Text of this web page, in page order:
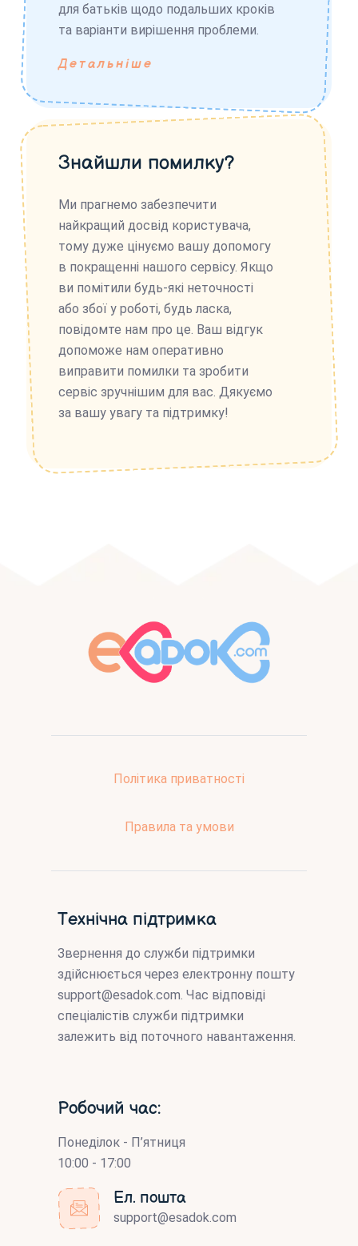
для батьків щодо подальших кроків
та варіанти вирішення проблеми.
Детальніше
Знайшли помилку?
Ми прагнемо забезпечити
найкращий досвід користувача,
тому дуже цінуємо вашу допомогу
в покращенні нашого сервісу. Якщо
ви помітили будь-які неточності
або збої у роботі, будь ласка,
повідомте нам про це. Ваш відгук
допоможе нам оперативно
виправити помилки та зробити
сервіс зручнішим для вас. Дякуємо
за вашу увагу та підтримку!
Політика приватності
Правила та умови
Технічна підтримка
Звернення до служби підтримки
здійснюється через електронну пошту
support@esadok.com . Час відповіді
спеціалістів служби підтримки
залежить від поточного навантаження.
Робочий час:
Понеділок - П’ятниця
10:00 - 17:00
Ел. пошта
support@esadok.com